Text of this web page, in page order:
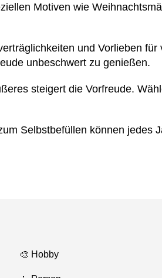
Motiven wie
und Vorlieben
unbeschwert zu genießen.
steigert die Vorfreude.
Selbstbefüllen können jedes
🎨 Hobby